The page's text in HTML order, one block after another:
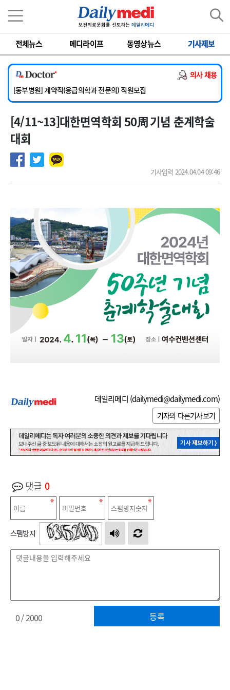
전체뉴스 메디라이프 동영상뉴스 기사제보
의사 채용
[서울아산병원] 2026년 하반기 인턴 모집
[영남대학교의료원] 마취통증의학과 임기제 임상의사 채용
[충남대학교병원] 소아청소년과(소아응급전담) 계약직 의사 공개채용
[동부병원] 계약직(응급의학과 전문의) 직원모집
[이대목동병원] 하반기 전공의(레지던트1년차) 모집
[서울아산병원] 2026년 하반기 인턴 모집
[영남대학교의료원] 마취통증의학과 임기제 임상의사 채용
[4/11~13]대한면역학회 50周 기념 춘계학술
대회
기사입력 2024.04.04 09:46
데일리메디 (dailymedi@dailymedi.com)
기자의 다른기사보기
댓글 0
스팸방지
등록
0/ 2000